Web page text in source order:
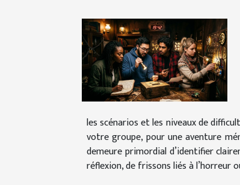
les scénarios et les niveaux de
votre groupe, pour une aventure
demeure primordial d’identifier
réflexion, de frissons liés à l’horreur